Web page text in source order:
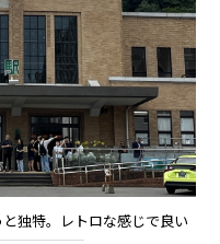
独特。レトロな感じで良い